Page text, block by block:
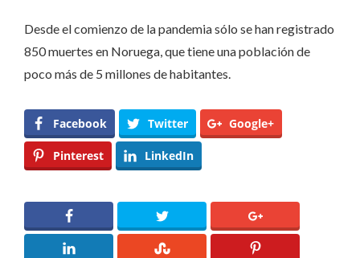
Desde el comienzo de la pandemia sólo se han registrado
850 muertes en Noruega, que tiene una población de
poco más de 5 millones de habitantes.
Facebook Twitter Google+
Pinterest LinkedIn